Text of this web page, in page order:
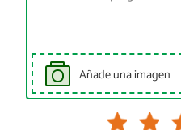
Añade una imagen